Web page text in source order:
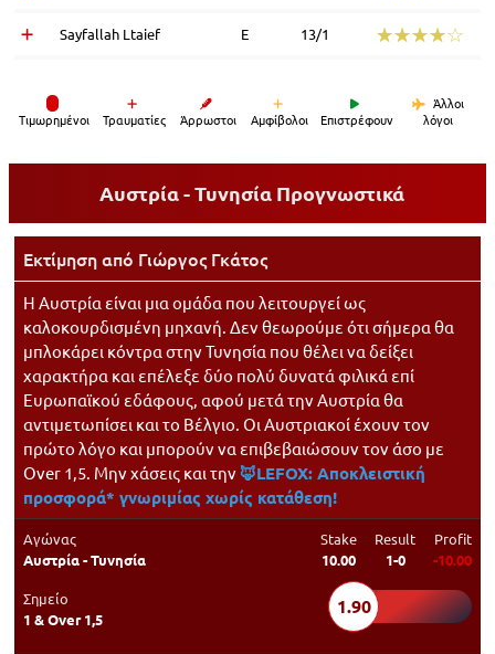
Sayfallah Ltaief Ε 13/1 ☆☆☆☆☆
★★★★★
Tιμωρημένοι Τραυματίες Άρρωστοι Αμφίβολοι Επιστρέφουν
Άλλοι
λόγοι
Αυστρία - Τυνησία Προγνωστικά
Εκτίμηση από Γιώργος Γκάτος
Η Αυστρία είναι μια ομάδα που λειτουργεί ως
καλοκουρδισμένη μηχανή. Δεν θεωρούμε ότι σήμερα θα
μπλοκάρει κόντρα στην Τυνησία που θέλει να δείξει
χαρακτήρα και επέλεξε δύο πολύ δυνατά φιλικά επί
Ευρωπαϊκού εδάφους, αφού μετά την Αυστρία θα
αντιμετωπίσει και το Βέλγιο. Οι Αυστριακοί έχουν τον
πρώτο λόγο και μπορούν να επιβεβαιώσουν τον άσο με
Over 1,5. Μην χάσεις και την 🦊LEFOX: Αποκλειστική
προσφορά* γνωριμίας χωρίς κατάθεση!
Αγώνας
Αυστρία - Τυνησία
Stake
10.00
Result
1-0
Profit
-10.00
Σημείο
1 & Over 1,5
1.90